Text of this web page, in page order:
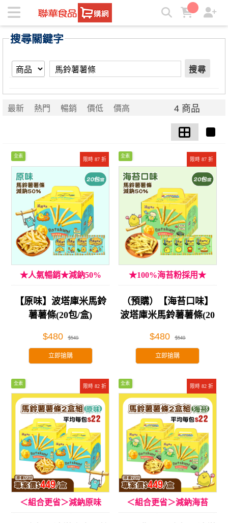
【馬鈴薯薯條】搜尋結果 | ★聯華食品e購網★
搜尋關鍵字
搜尋
最新 熱門 暢銷 價低 價高 4 商品
限時 87 折
全素
★人氣暢銷★減鈉50%
【原味】波塔庫米馬鈴
薯薯條(20包/盒)
$480 $549
立即搶購
限時 87 折
全素
★100%海苔粉採用★
（預購）【海苔口味】
波塔庫米馬鈴薯薯條(20
$480 $549
立即搶購
限時 82 折
全素
＜組合更省＞減鈉原味
限時 82 折
全素
＜組合更省＞減鈉海苔